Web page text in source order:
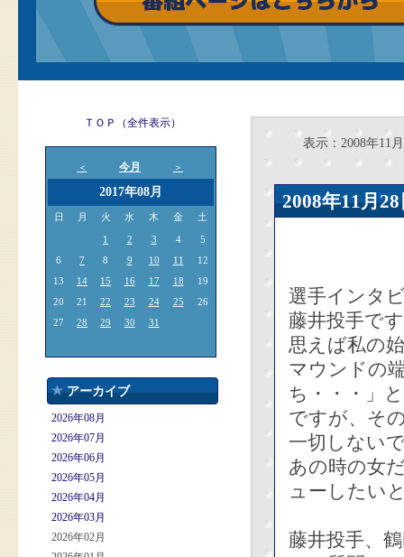
ＴＯＰ（全件表示）
＜ 今月 ＞
2017年08月
日 月 火 水 木 金 土
1 2 3 4
5
6
7 8 9 10 11
12
13
14 15 16 17 18
19
20
21 22 23 24 25
26
27
28 29 30 31
アーカイブ
2026年08月
2026年07月
2026年06月
2026年05月
2026年04月
2026年03月
2026年02月
表示：2008年11月
2008年11
選手インタ
藤井投手で
思えば私の
マウンドの
ち・・・」
ですが、そ
一切しない
あの時の女
ューしたい
藤井投手、